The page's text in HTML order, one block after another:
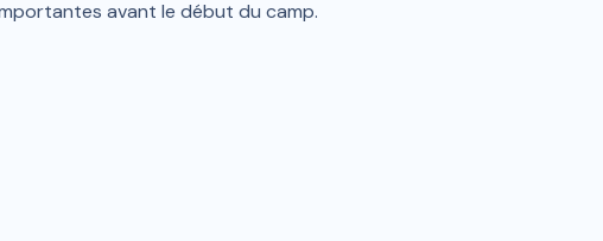
avant le début du camp.